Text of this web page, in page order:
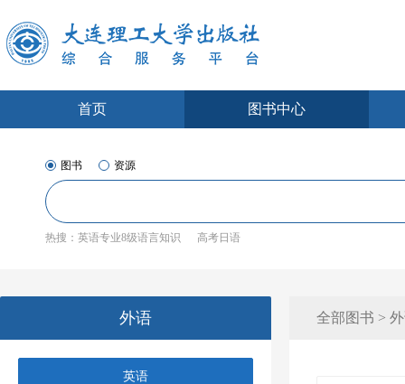
首页 图书中心
图书 资源
热搜： 英语专业8级语言知识 高考日语
外语
英语
全部图书 >